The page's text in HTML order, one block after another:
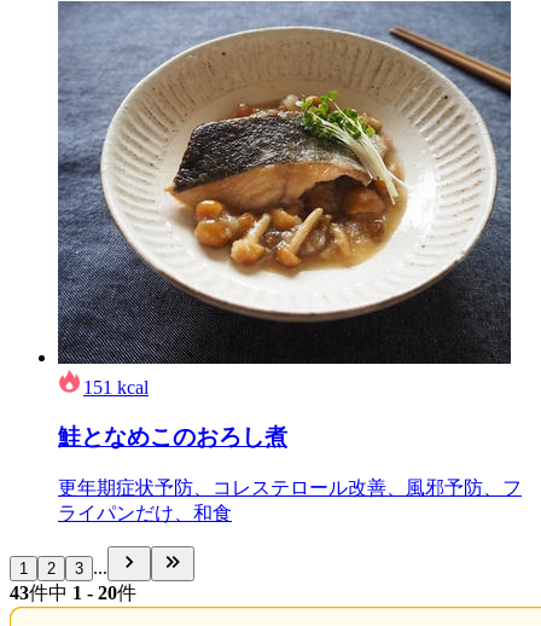
151 kcal
鮭となめこのおろし煮
更年期症状予防、コレステロール改善、風邪予防、フ
ライパンだけ、和食
1 2 3 ...
43件中 1 - 20件